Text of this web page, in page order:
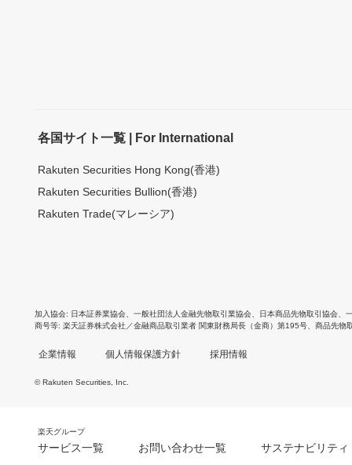
各国サイト一覧 | For International
Rakuten Securities Hong Kong(香港)
Rakuten Securities Bullion(香港)
Rakuten Trade(マレーシア)
加入協会 日本証券業協会 一般社団法人金融先物取引業協会 日本商品先物取引協会
商号等 楽天証券株式会社／金融商品取引業者 関東財務局長（金商）第195号、商品先物
企業情報 個人情報保護方針 採用情報
© Rakuten Securities, Inc.
楽天グループ
サービス一覧 お問い合わせ一覧 サステナビリティ